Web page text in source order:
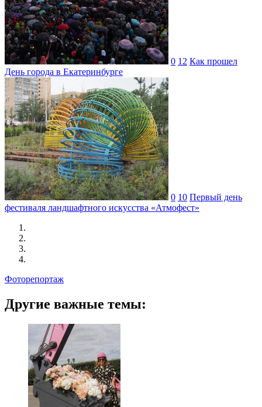
0 12 Как прошел
День города в Екатеринбурге
0 10 Первый день
фестиваля ландшафтного искусства «Атмофест»
Фоторепортаж
Другие важные темы: